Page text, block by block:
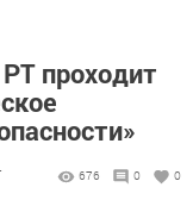
проходит
676 0 0